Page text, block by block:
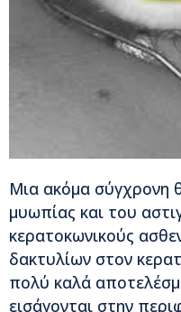
Μια ακόμα σύγχρονη
μυωπίας και του
κερατοκωνικούς
δακτυλίων στον
πολύ καλά
εισάγονται στην